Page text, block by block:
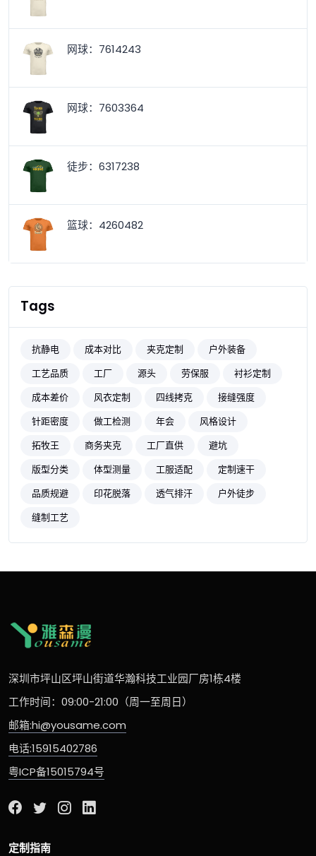
网球：7614243
网球：7603364
徒步：6317238
篮球：4260482
Tags
抗静电 成本对比 夹克定制
户外装备
工艺品质
工厂 源头 劳保服
衬衫定制
成本差价
风衣定制 四线拷克
接缝强度
针距密度
做工检测 年会
风格设计
拓牧王
商务夹克 工厂直供
避坑
版型分类
体型测量 工服适配
定制速干
品质规避
印花脱落 透气排汗
户外徒步
缝制工艺
深圳市坪山区坪山街道华瀚科技工业园厂房1栋4楼
工作时间：09:00-21:00（周一至周日）
邮箱:hi@yousame.com
电话:15915402786
粤ICP备15015794号
定制指南